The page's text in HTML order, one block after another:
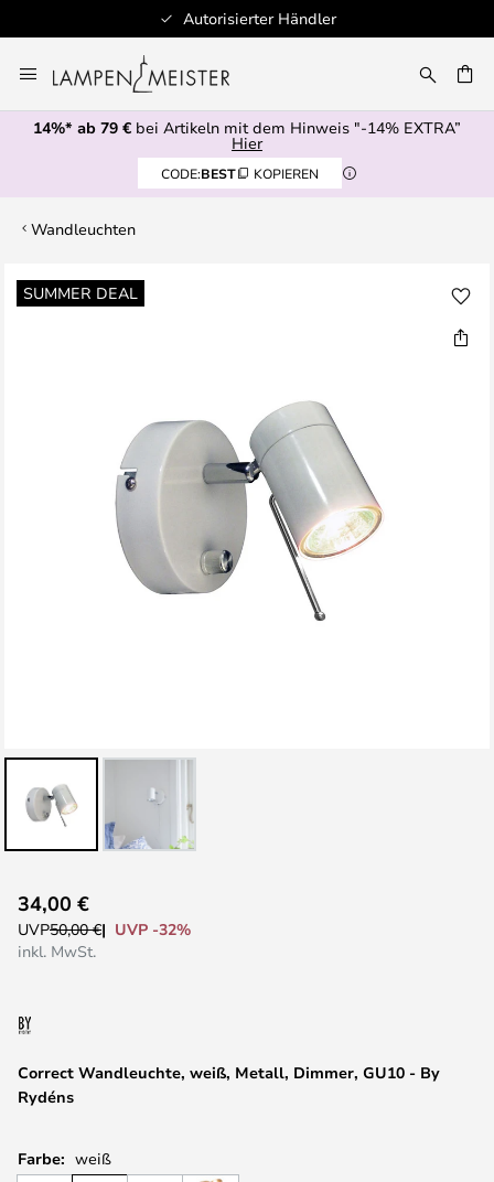
Autorisierter Händler
Inhalt
springen
14%* ab 79 € bei Artikeln mit dem Hinweis "-14% EXTRA”
Hier
CODE:BEST KOPIEREN
Wandleuchten
SUMMER DEAL
Zum
Ende
Anfang
der
Correct Wandleuchte, weiß, Metall, Dimmer, GU10 - By
Rydéns
34,00 €
UVP50,00 €
UVP -32%
inkl. MwSt.
Farbe: weiß